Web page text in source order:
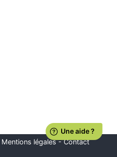
Mentions légales-Contact